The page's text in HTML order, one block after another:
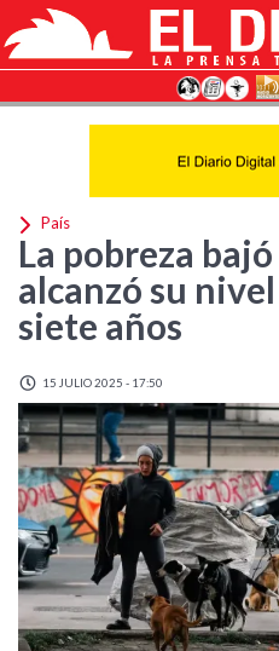
País
La pobreza
alcanzó su
siete años
15 JULIO 2025 - 17:50